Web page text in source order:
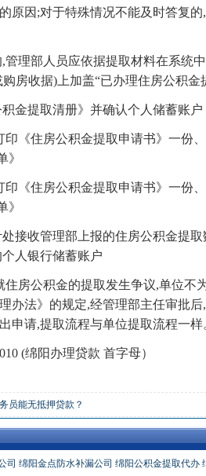
原因;对于特殊情况不能及时答复
,管理部人员应依据提取材料在系
房收据)上加盖“已办理住房公积金
金提取清册》并确认个人储蓄账户
印《住房公积金提取申请书》一
》
印《住房公积金提取申请书》一
》
处接收管理部上报的住房公积金提
人银行储蓄账户
住房公积金的提取发生争议,单位
办法》的规定,经管理部主任审批
申请,提取流程与单位提取流程一样
(绵阳办理贷款 首字母）
员能无抵押贷款？
司 绵阳金点防水补漏公司 绵阳公积金提取代办